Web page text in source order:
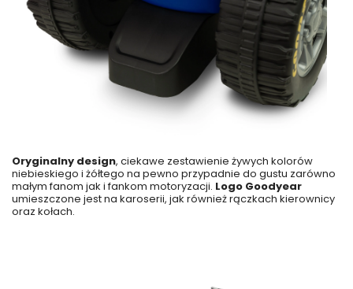
Oryginalny design, ciekawe zestawienie żywych kolorów
niebieskiego i żółtego na pewno przypadnie do gustu zarówno
małym fanom jak i fankom motoryzacji. Logo Goodyear
umieszczone jest na karoserii, jak również rączkach kierownicy
oraz kołach.